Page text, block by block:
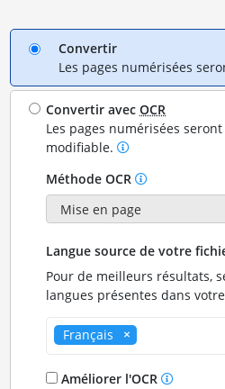
Convertir
Les pages numérisées
Convertir avecOCR
Les pages numérisées
modifiable.
Méthode OCR
Langue source de votre
Pour de meilleurs résultats,
langues présentes dans
Français
Améliorer l'OCR